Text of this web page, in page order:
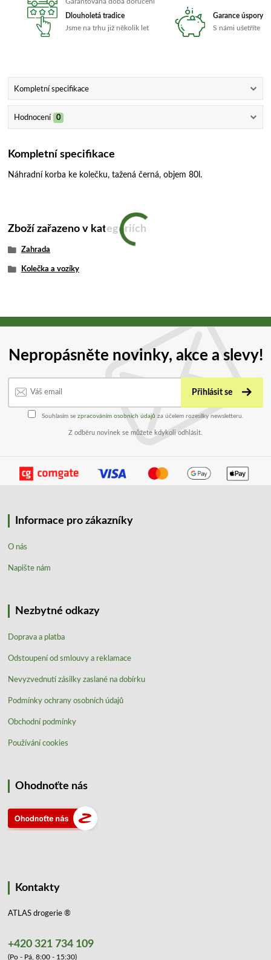
Dlouholetá tradice
Jsme na trhu již několik let
Garance úspory
S námi ušetříte
Kompletní specifikace
Hodnocení 0
Kompletní specifikace
Náhradní korba ke kolečku, tažená černá, objem 80l.
Zboží zařazeno v kategoriích
Zahrada
Kolečka a vozíky
Nepropásněte novinky, akce a slevy!
Přihlásit se
Souhlasím se zpracováním osobních údajů za účelem rozesílky newsletteru.
Z odběru novinek se můžete kdykoli odhlásit.
Informace pro zákazníky
O nás
Napište nám
Nezbytné odkazy
Doprava a platba
Odstoupení od smlouvy a reklamace
Nevyzvednutí zásilky zaslané na dobírku
Podmínky ochrany osobních údajů
Obchodní podmínky
Používání cookies
Ohodnoťte nás
Kontakty
ATLAS drogerie ®
+420 321 734 109
(Po - Pá, 8:00 - 15:30)